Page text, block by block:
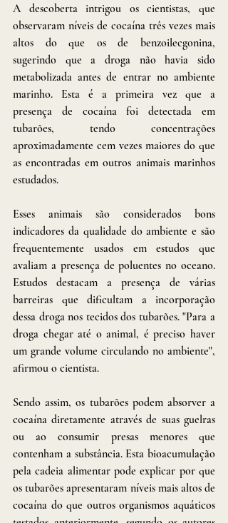
A descoberta intrigou os cientistas, que
observaram níveis de cocaína três vezes mais
altos do que os de benzoilecgonina,
sugerindo que a droga não havia sido
metabolizada antes de entrar no ambiente
marinho. Esta é a primeira vez que a
presença de cocaína foi detectada em
tubarões, tendo concentrações
aproximadamente cem vezes maiores do que
as encontradas em outros animais marinhos
estudados.
Esses animais são considerados bons
indicadores da qualidade do ambiente e são
frequentemente usados em estudos que
avaliam a presença de poluentes no oceano.
Estudos destacam a presença de várias
barreiras que dificultam a incorporação
dessa droga nos tecidos dos tubarões. "Para a
droga chegar até o animal, é preciso haver
um grande volume circulando no ambiente",
afirmou o cientista.
Sendo assim, os tubarões podem absorver a
cocaína diretamente através de suas guelras
ou ao consumir presas menores que
contenham a substância. Esta bioacumulação
pela cadeia alimentar pode explicar por que
os tubarões apresentaram níveis mais altos de
cocaína do que outros organismos aquáticos